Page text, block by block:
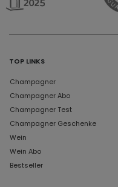
TOP LINKS
Champagner
Champagner Abo
Champagner Test
Champagner Geschenke
Wein
Wein Abo
Bestseller